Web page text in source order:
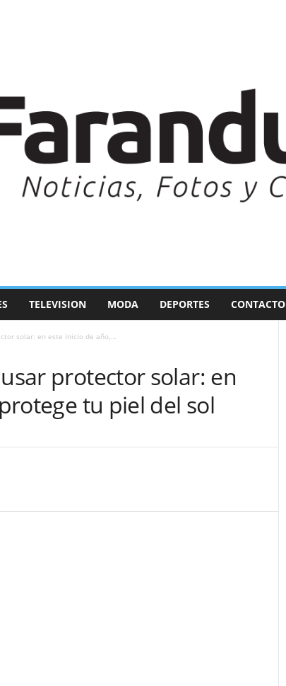
TELEVISION MODA DEPORTES CONTACTO
solar: en este inicio de año,...
protector solar: en
tu piel del sol